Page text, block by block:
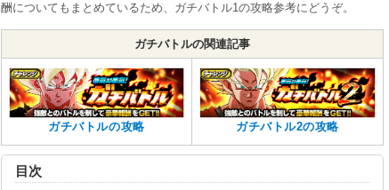
酬についてもまとめているため、ガチバトル1の攻略参考にどうぞ。
ガチバトルの関連記事
ガチバトルの攻略 ガチバトル2の攻略
目次